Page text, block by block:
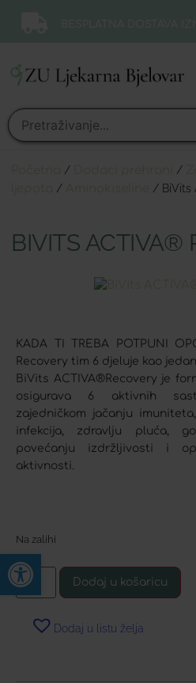
Open toolbar
/ /
/ / BiVits
BIVITS ACTIVA®
KADA TI TREBA POTPUNI
Recovery tim 6 djeluje kao
BiVits ACTIVA®Recovery je
osigurava 6 aktivnih
zajedničkom jačanju
infekcija, zdravlju pluća,
povećanju izdržljivosti i
aktivnosti.
Na zalihi
Dodaj u košaricu
Dodaj u listu želja